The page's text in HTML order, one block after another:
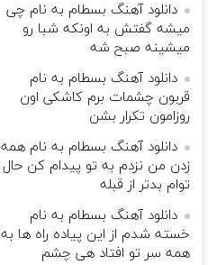
دانلود آهنگ بسطام به نام چی
میشه گفتش به اونکه شبا رو
میشینه صبح شه
دانلود آهنگ بسطام به نام
قربون چشمات برم کاشکی اون
روزامون تکرار بشن
دانلود آهنگ بسطام به نام همه
زدن من نزدم به تو پیدام کن حال
توام بدتر از قبله
دانلود آهنگ بسطام به نام
خسته شدم از این پیاده راه ها به
همه سر تو افتاد هی چشم